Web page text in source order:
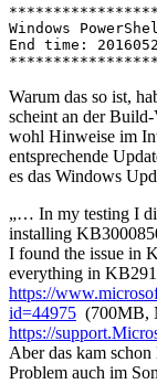
Windows
End time:
Warum das so ist,
scheint an der
wohl Hinweise im
entsprechende
es das Windows
„… In my testing I
installing
I found the issue in
everything in
https://
id=44975 (700MB,
https://
Aber das kam
Problem auch im